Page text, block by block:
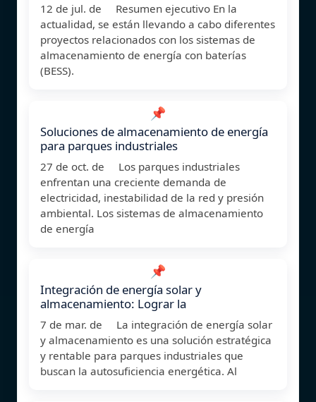
12 de jul. de Resumen ejecutivo En la
actualidad, se están llevando a cabo diferentes
proyectos relacionados con los sistemas de
almacenamiento de energía con baterías
(BESS).
📌
Soluciones de almacenamiento de energía
para parques industriales
27 de oct. de Los parques industriales
enfrentan una creciente demanda de
electricidad, inestabilidad de la red y presión
ambiental. Los sistemas de almacenamiento
de energía
📌
Integración de energía solar y
almacenamiento: Lograr la
7 de mar. de La integración de energía solar
y almacenamiento es una solución estratégica
y rentable para parques industriales que
buscan la autosuficiencia energética. Al